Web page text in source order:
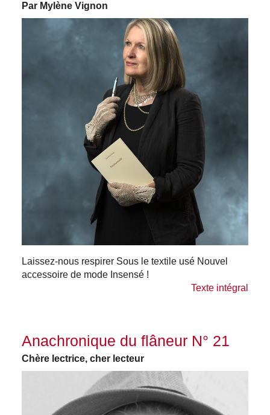
Par Mylène Vignon
Laissez-nous respirer Sous le textile usé Nouvel
accessoire de mode Insensé !
Texte intégral
Anachronique du flâneur N° 21
Chère lectrice, cher lecteur